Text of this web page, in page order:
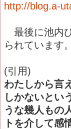
http://blog.a-
最後に池内
られています
(引用)
わたしから言
しかないとい
うな幾人もの
トを介して感